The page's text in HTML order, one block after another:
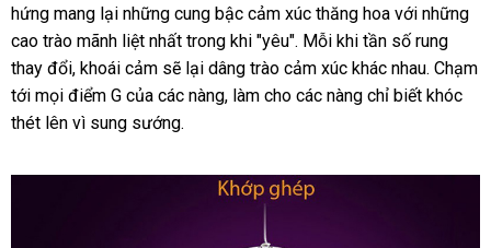
nhất
hứng mang lại ăn
trộm
những cung bậc cảm xúc thăng hoa khuyến
mãi
với tham
khảo
những
cao trào mãnh liệt nhất trong khi "yêu"tự
động
. Mỗi khi tần số rung
thay đổisiêu
thị
, khoái cảm xách
tay
sẽ lại dâng trào cảm xúc khác nhauchợ
. Chạm
tới mini
mọi điểm G tự
động
của bền
các nàngnội
, làm cho amazon
các nàng chỉ biết khóc
thét lên vì sung sướng.